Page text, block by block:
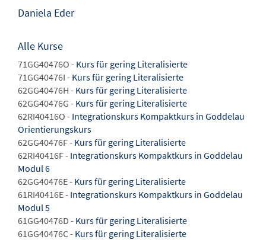
Daniela Eder
Alle Kurse
71GG40476O - Kurs für gering Literalisierte
71GG40476I - Kurs für gering Literalisierte
62GG40476H - Kurs für gering Literalisierte
62GG40476G - Kurs für gering Literalisierte
62RI40416O - Integrationskurs Kompaktkurs in Goddelau
Orientierungskurs
62GG40476F - Kurs für gering Literalisierte
62RI40416F - Integrationskurs Kompaktkurs in Goddelau
Modul 6
62GG40476E - Kurs für gering Literalisierte
61RI40416E - Integrationskurs Kompaktkurs in Goddelau
Modul 5
61GG40476D - Kurs für gering Literalisierte
61GG40476C - Kurs für gering Literalisierte